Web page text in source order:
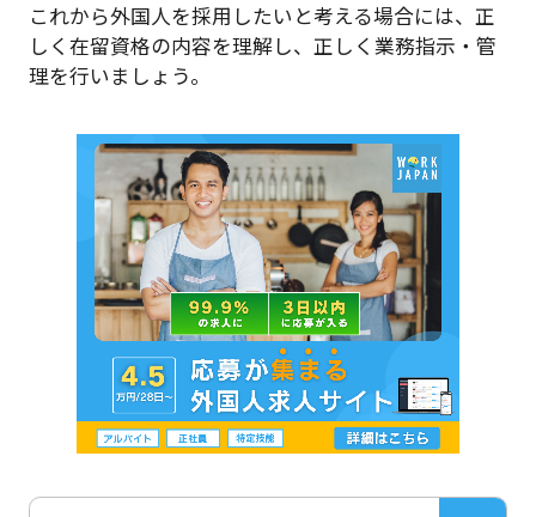
これから外国人を採用したいと考える場合には、正
しく在留資格の内容を理解し、正しく業務指示・管
理を行いましょう。